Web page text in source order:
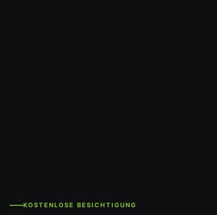
KOSTENLOSE BESICHTIGUNG